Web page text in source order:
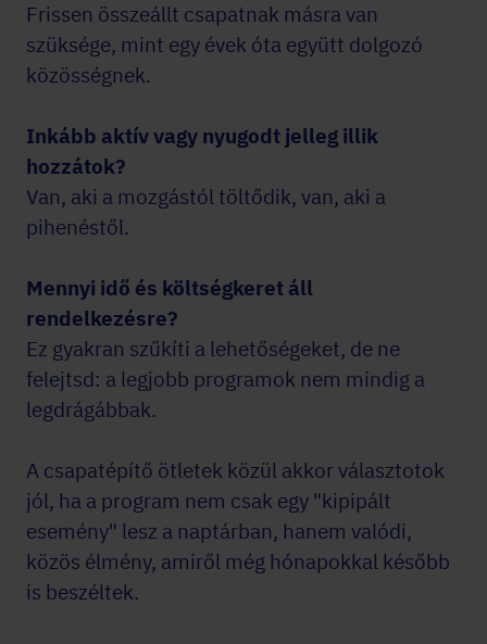
Frissen összeállt csapatnak másra van
szüksége, mint egy évek óta együtt dolgozó
közösségnek.
Inkább aktív vagy nyugodt jelleg illik
hozzátok?
Van, aki a mozgástól töltődik, van, aki a
pihenéstől.
Mennyi idő és költségkeret áll
rendelkezésre?
Ez gyakran szűkíti a lehetőségeket, de ne
felejtsd: a legjobb programok nem mindig a
legdrágábbak.
A csapatépítő ötletek közül akkor választotok
jól, ha a program nem csak egy "kipipált
esemény" lesz a naptárban, hanem valódi,
közös élmény, amiről még hónapokkal később
is beszéltek.